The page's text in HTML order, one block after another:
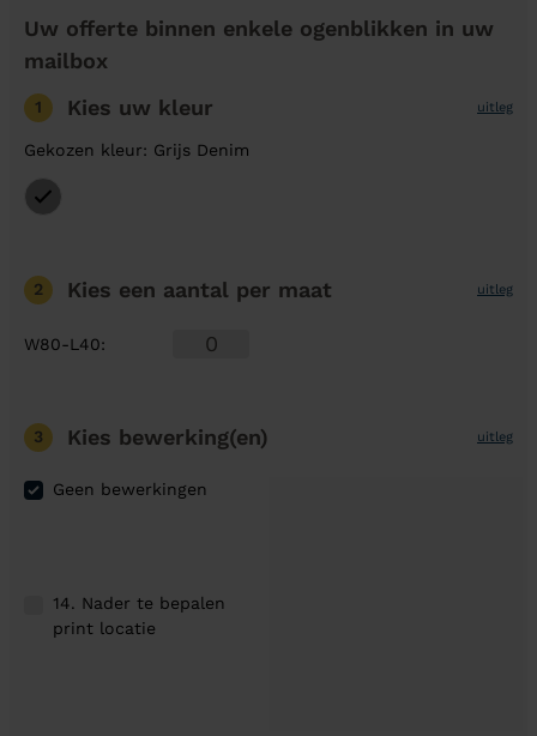
Uw offerte binnen enkele ogenblikken in uw
mailbox
1 Kies uw kleur uitleg
Gekozen kleur: Grijs Denim
2 Kies een aantal per maat uitleg
W80-L40:
3 Kies bewerking(en) uitleg
Geen bewerkingen
14. Nader te bepalen
print locatie